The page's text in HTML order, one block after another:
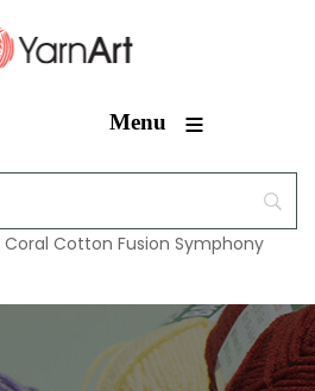
Menu ≡
Coral Cotton Fusion Symphony